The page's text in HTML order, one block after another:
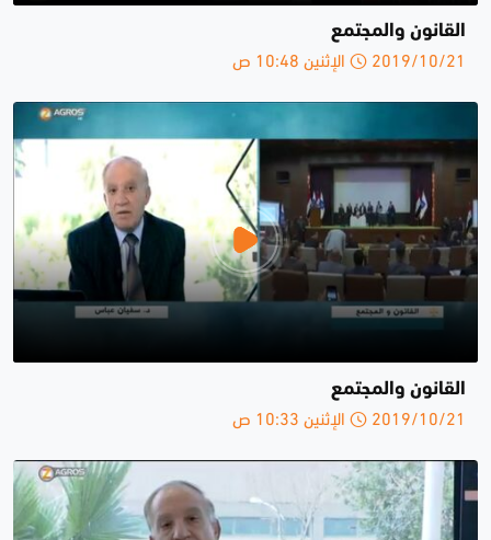
القانون والمجتمع
2019/10/21 الإثنين 10:48 ص
القانون والمجتمع
2019/10/21 الإثنين 10:33 ص